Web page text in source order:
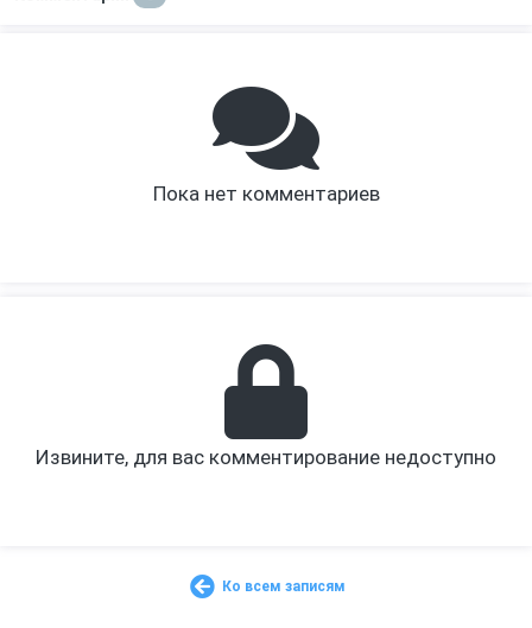
Пока нет комментариев
Извините, для вас комментирование недоступно
Ко всем записям